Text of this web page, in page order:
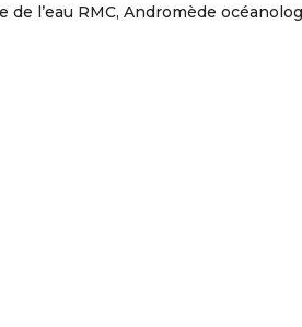
de l’eau RMC, Andromède